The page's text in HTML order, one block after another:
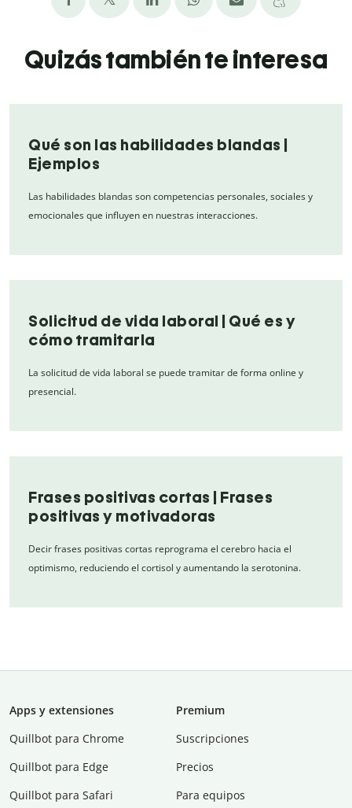
Quizás también te interesa
Qué son las habilidades blandas |
Ejemplos
Las habilidades blandas son competencias personales, sociales y
emocionales que influyen en nuestras interacciones.
Solicitud de vida laboral | Qué es y
cómo tramitarla
La solicitud de vida laboral se puede tramitar de forma online y
presencial.
Frases positivas cortas | Frases
positivas y motivadoras
Decir frases positivas cortas reprograma el cerebro hacia el
optimismo, reduciendo el cortisol y aumentando la serotonina.
Apps y extensiones
Quillbot para Chrome
Quillbot para Edge
Quillbot para Safari
Premium
Suscripciones
Precios
Para equipos